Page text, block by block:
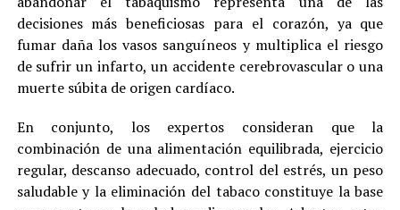
decisiones más beneficiosas para el corazón, ya que
fumar daña los vasos sanguíneos y multiplica el riesgo
de sufrir un infarto, un accidente cerebrovascular o una
muerte súbita de origen cardíaco.
En conjunto, los expertos consideran que la
combinación de una alimentación equilibrada, ejercicio
regular, descanso adecuado, control del estrés, un peso
saludable y la eliminación del tabaco constituye la base